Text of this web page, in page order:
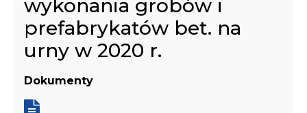
wykonania grobów i
prefabrykatów bet. na
urny w 2020 r.
Dokumenty